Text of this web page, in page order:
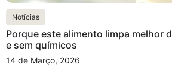
Notícias
Porque este alimento limpa melhor
e sem químicos
14 de Março, 2026